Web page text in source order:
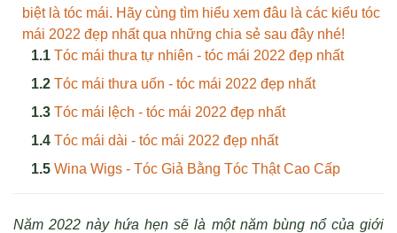
biệt là tóc mái. Hãy cùng tìm hiểu xem đâu là các kiểu tóc
mái 2022 đẹp nhất qua những chia sẻ sau đây nhé!
Tóc mái thưa tự nhiên - tóc mái 2022 đẹp nhất
Tóc mái thưa uốn - tóc mái 2022 đẹp nhất
Tóc mái lệch - tóc mái 2022 đẹp nhất
Tóc mái dài - tóc mái 2022 đẹp nhất
Wina Wigs - Tóc Giả Bằng Tóc Thật Cao Cấp
Năm 2022 này hứa hẹn sẽ là một năm bùng nổ của giới